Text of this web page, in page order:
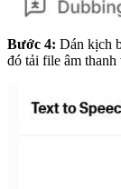
Bước 4: Dán kịch
đó tải file âm thanh